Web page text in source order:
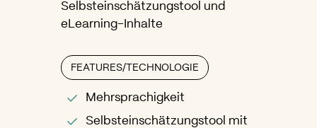
Selbsteinschätzungstool und
eLearning-Inhalte
FEATURES/TECHNOLOGIE
Mehrsprachigkeit
Selbsteinschätzungstool mit